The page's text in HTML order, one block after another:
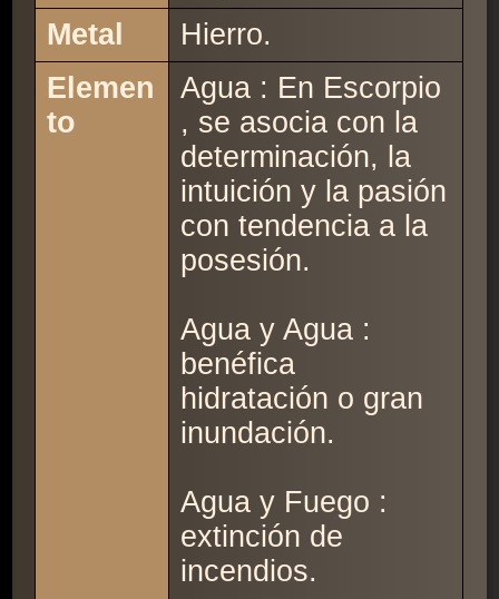
Metal
Hierro.
Elemen
to
Agua : En Escorpio
, se asocia con la
determinación, la
intuición y la pasión
con tendencia a la
posesión.
Agua y Agua :
benéfica
hidratación o gran
inundación.
Agua y Fuego :
extinción de
incendios.